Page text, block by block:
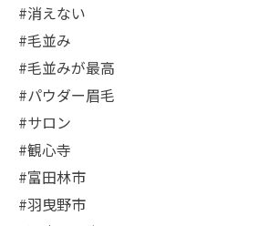
#消えない
#毛並み
#毛並みが最高
#パウダー眉毛
#サロン
#観心寺
#富田林市
#羽曳野市